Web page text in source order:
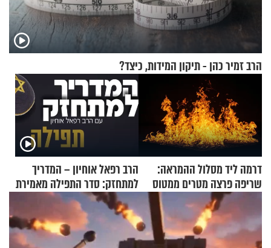
הרב זמיר כהן - תיקון המידות, כיצד?
דרמה ליד מסלול ההמראה:
שריפה פרצה מטרים ממטוס
מלא בנוסעים
הרב רפאל אוחיון – המדריך
למתחזק: סדר התפילה מאמירת
הקורבנות ועד קריאת שמע